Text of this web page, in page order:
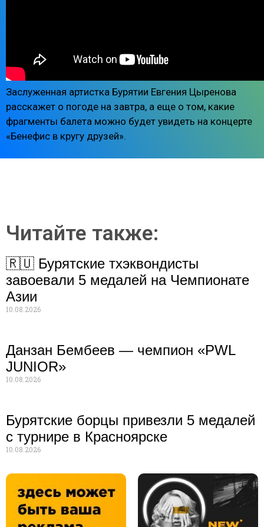
Заслуженная артистка Бурятии Евгения Цыренова
расскажет о погоде на завтра, а еще о том, какие
фрагменты балета можно будет увидеть на концерте
«Бeнeфиc в кpyгy дpyзeй».
Читайте также:
🇷🇺 Бурятские тхэквондисты
завоевали 5 медалей на Чемпионате
Азии
10.08.2026
Данзан Бембеев — чемпион «PWL
JUNIOR»
10.08.2026
Бурятские борцы привезли 5 медалей
с турнире в Красноярске
10.08.2026